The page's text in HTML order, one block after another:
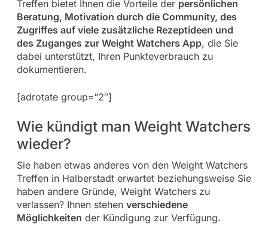
Treffen bietet Ihnen die Vorteile der persönlichen
Beratung, Motivation durch die Community, des
Zugriffes auf viele zusätzliche Rezeptideen und
des Zuganges zur Weight Watchers App, die Sie
dabei unterstützt, Ihren Punkteverbrauch zu
dokumentieren.
[adrotate group=“2″]
Wie kündigt man Weight Watchers
wieder?
Sie haben etwas anderes von den Weight Watchers
Treffen in Halberstadt erwartet beziehungsweise Sie
haben andere Gründe, Weight Watchers zu
verlassen? Ihnen stehen verschiedene
Möglichkeiten der Kündigung zur Verfügung.